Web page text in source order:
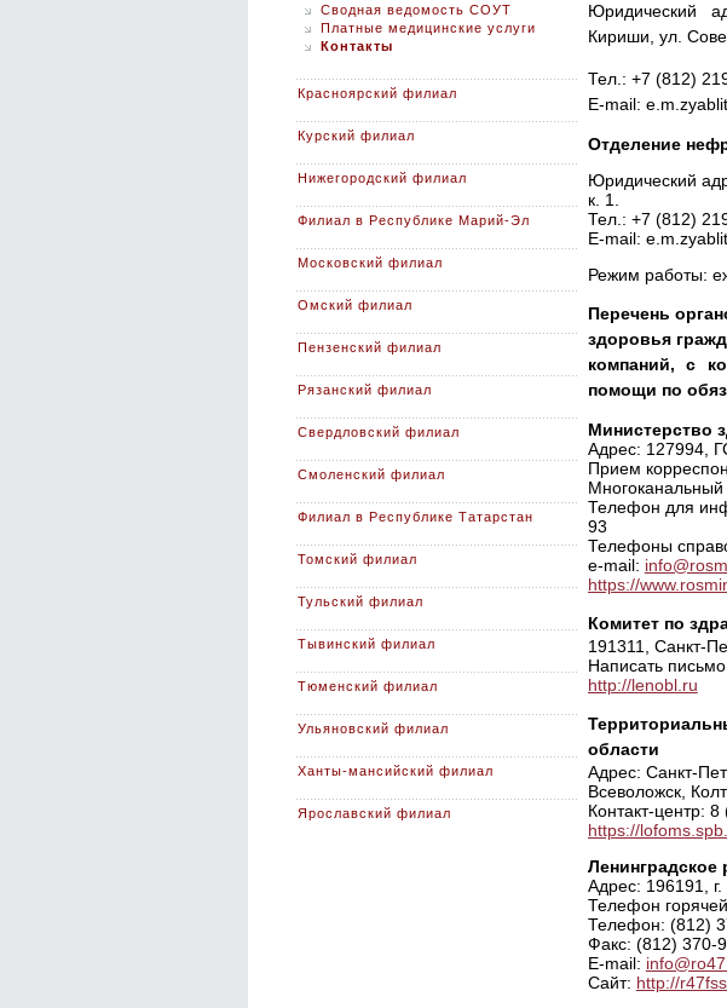
Юридический
Кириши, ул.
Тел.: +7 (812)
E-mail:
Отделение
Юридический
к. 1.
Тел.: +7 (812)
E-mail:
Режим работы:
Перечень
здоровья
компаний, с
помощи по
Министерство
Адрес: 127994,
Прием
Телефон для
93
Телефоны
e-mail:
https://
Комитет по
191311, Санкт-
Написать письмо
http://lenobl.ru
области
Адрес: Санкт-
Всеволожск,
Контакт-центр:
https://
Ленинградское
Адрес: 196191,
Телефон
Телефон: (812)
Факс: (812) 370-
E-mail:
Сайт: http://
Сводная ведомость СОУТ
Платные медицинские услуги
Контакты
Красноярский филиал
Курский филиал
Нижегородский филиал
Филиал в Республике Марий-Эл
Московский филиал
Омский филиал
Пензенский филиал
Рязанский филиал
Свердловский филиал
Смоленский филиал
Филиал в Республике Татарстан
Томский филиал
Тульский филиал
Тывинский филиал
Тюменский филиал
Ульяновский филиал
Ханты-мансийский филиал
Ярославский филиал